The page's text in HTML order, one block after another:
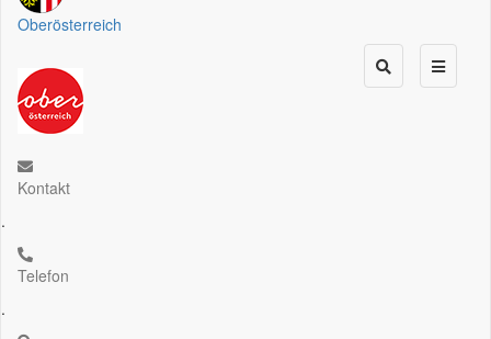
Oberösterreich
Kontakt
.
Telefon
.